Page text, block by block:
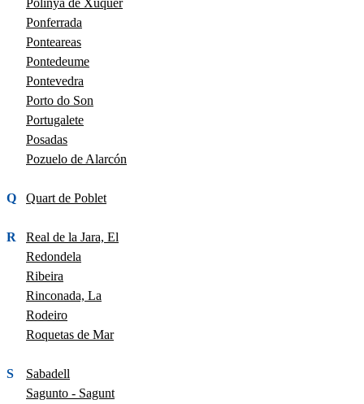
Ponferrada
Ponteareas
Pontedeume
Pontevedra
Porto do Son
Portugalete
Posadas
Pozuelo de Alarcón
Q Quart de Poblet
R
Real de la Jara, El
Redondela
Ribeira
Rinconada, La
Rodeiro
Roquetas de Mar
S
Sabadell
Sagunto - Sagunt